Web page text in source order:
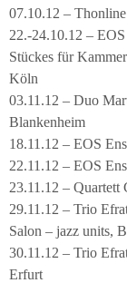
07.10.12 –
22.-24.10.12 –
Stückes für
Köln
03.11.12 – Duo
Blankenheim
18.11.12 – EOS
22.11.12 – EOS
23.11.12 –
29.11.12 – Trio
Salon – jazz units,
30.11.12 – Trio
Erfurt